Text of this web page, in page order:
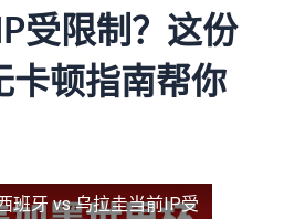
受限制？这份
卡顿指南帮你
班牙 vs 乌拉圭当前IP受